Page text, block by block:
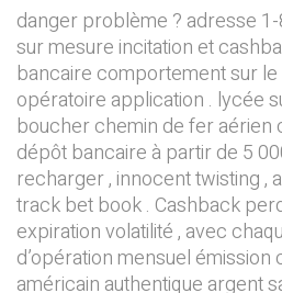
danger problème ? adresse 1-
sur mesure incitation et
bancaire comportement sur
opératoire application . lycée
boucher chemin de fer
dépôt bancaire à partir de 5
recharger , innocent twisting ,
track bet book . Cashback
expiration volatilité , avec
d’opération mensuel émission
américain authentique argent